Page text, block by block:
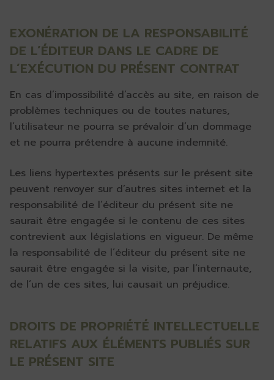
EXONÉRATION DE LA RESPONSABILITÉ
DE L’ÉDITEUR DANS LE CADRE DE
L’EXÉCUTION DU PRÉSENT CONTRAT
En cas d’impossibilité d’accès au site, en raison de
problèmes techniques ou de toutes natures,
l’utilisateur ne pourra se prévaloir d’un dommage
et ne pourra prétendre à aucune indemnité.
Les liens hypertextes présents sur le présent site
peuvent renvoyer sur d’autres sites internet et la
responsabilité de l’éditeur du présent site ne
saurait être engagée si le contenu de ces sites
contrevient aux législations en vigueur. De même
la responsabilité de l’éditeur du présent site ne
saurait être engagée si la visite, par l’internaute,
de l’un de ces sites, lui causait un préjudice.
DROITS DE PROPRIÉTÉ INTELLECTUELLE
RELATIFS AUX ÉLÉMENTS PUBLIÉS SUR
LE PRÉSENT SITE